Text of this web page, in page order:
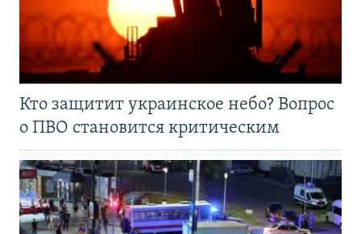
Кто защитит украинское небо? Вопрос
о ПВО становится критическим